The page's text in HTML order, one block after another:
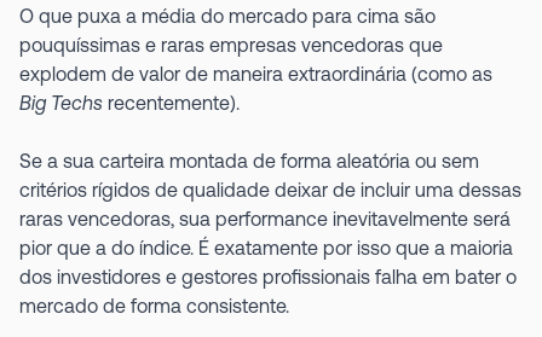
O que puxa a média do mercado para cima são
pouquíssimas e raras empresas vencedoras que
explodem de valor de maneira extraordinária (como as
Big Techs recentemente).
Se a sua carteira montada de forma aleatória ou sem
critérios rígidos de qualidade deixar de incluir uma dessas
raras vencedoras, sua performance inevitavelmente será
pior que a do índice. É exatamente por isso que a maioria
dos investidores e gestores profissionais falha em bater o
mercado de forma consistente.